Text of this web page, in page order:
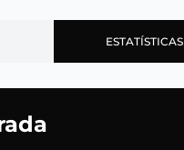
ESTATÍSTICAS